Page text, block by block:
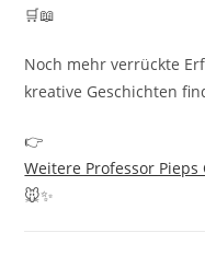
🛒📖
Noch mehr verrückte
kreative Geschichten
👉
Weitere Professor
🐭✨